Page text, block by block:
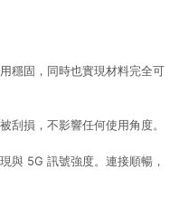
穩固，同時也實現材料完全可
刮損，不影響任何使用角度。
與 5G 訊號強度。連接順暢，